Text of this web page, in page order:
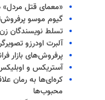
«معمای قتل مردل»
گیوم موسو پرفروش‌ترین
تسلط نویسندگان زن بر
آلبرت اودرزو
پرفروش‌های بازار فرانسه از ۳ زاویه؛ نویسنده، قطع
آستریکس و
کره‌ای‌ها به رمان
محبوب‌ها